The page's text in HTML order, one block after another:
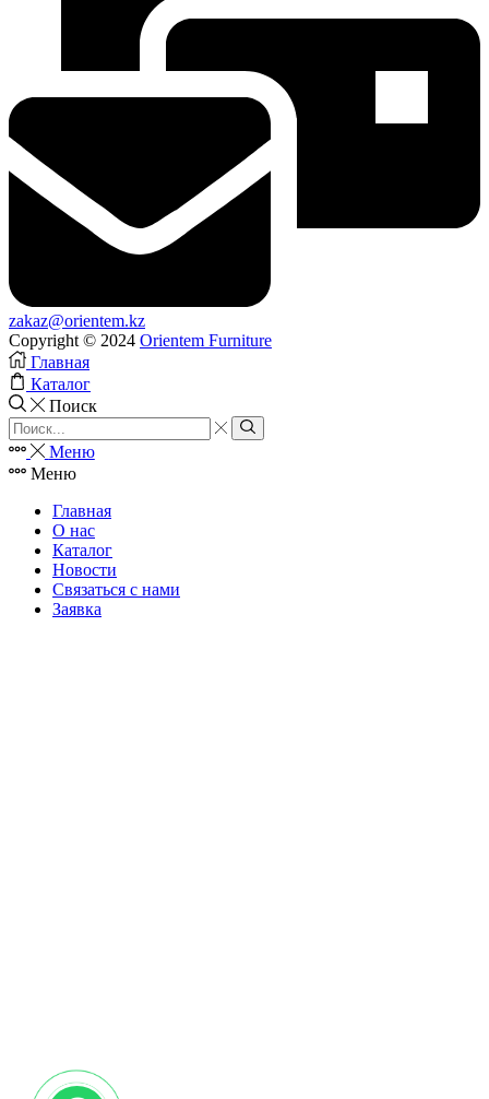
zakaz@orientem.kz
Copyright © 2024 Orientem Furniture
Главная
Каталог
Поиск
Search
input
Search
Меню
Меню
Главная
О нас
Каталог
Новости
Связаться с нами
Заявка